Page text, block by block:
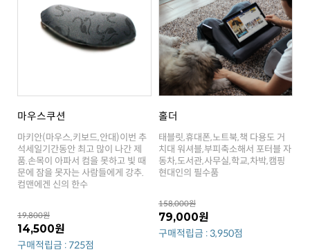
마우스쿠션
컴맨에겐 신의 한수
19,800원
14,500원
구매적립금 : 725점
홀더
현대인의 필수품
158,000원
79,000원
구매적립금 : 3,950점